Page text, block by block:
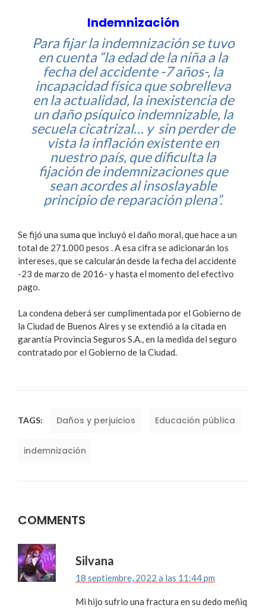
Indemnización
Para fijar la indemnización se tuvo
en cuenta “la edad de la niña a la
fecha del accidente -7 años-, la
incapacidad física que sobrelleva
en la actualidad, la inexistencia de
un daño psíquico indemnizable, la
secuela cicatrizal… y sin perder de
vista la inflación existente en
nuestro país, que dificulta la
fijación de indemnizaciones que
sean acordes al insoslayable
principio de reparación plena”.
Se fijó una suma que incluyó el daño moral, que hace a un
total de 271.000 pesos . A esa cifra se adicionarán los
intereses, que se calcularán desde la fecha del accidente
-23 de marzo de 2016- y hasta el momento del efectivo
pago.
La condena deberá ser cumplimentada por el Gobierno de
la Ciudad de Buenos Aires y se extendió a la citada en
garantía Provincia Seguros S.A., en la medida del seguro
contratado por el Gobierno de la Ciudad.
TAGS: Daños y perjuicios Educación pública
indemnización
COMMENTS
Silvana
18 septiembre, 2022 a las 11:44 pm
Mi hijo sufrio una fractura en su dedo meñiq